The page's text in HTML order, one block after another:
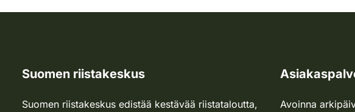
Suomen riistakeskus
Suomen riistakeskus edistää kestävää riistataloutta,
Avoinna